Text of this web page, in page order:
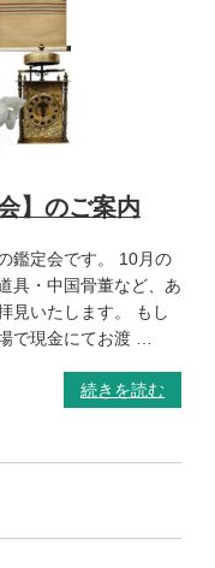
】のご案内
鑑定会です。 10月の
具・中国骨董など、あ
見いたします。 もし
で現金にてお渡 …
続きを読む